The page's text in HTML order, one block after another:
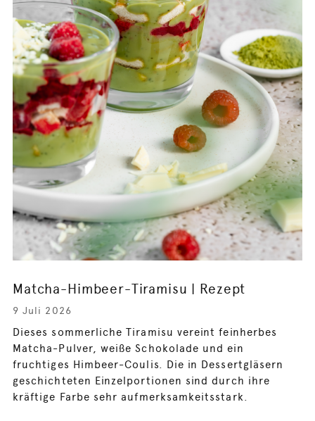
Matcha-Himbeer-Tiramisu | Rezept
9 Juli 2026
Dieses sommerliche Tiramisu vereint feinherbes
Matcha-Pulver, weiße Schokolade und ein
fruchtiges Himbeer-Coulis. Die in Dessertgläsern
geschichteten Einzelportionen sind durch ihre
kräftige Farbe sehr aufmerksamkeitsstark.